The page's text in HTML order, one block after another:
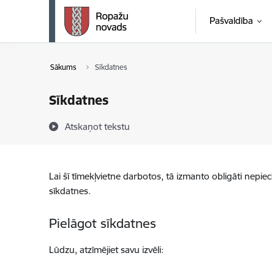
Pāriet uz lapas saturu
Pašvaldība
Sākums Sīkdatnes
Sīkdatnes
Atskaņot tekstu
Lai šī tīmekļvietne darbotos, tā izmanto obligāti
sīkdatnes.
Pielāgot sīkdatnes
Lūdzu, atzīmējiet savu izvēli: